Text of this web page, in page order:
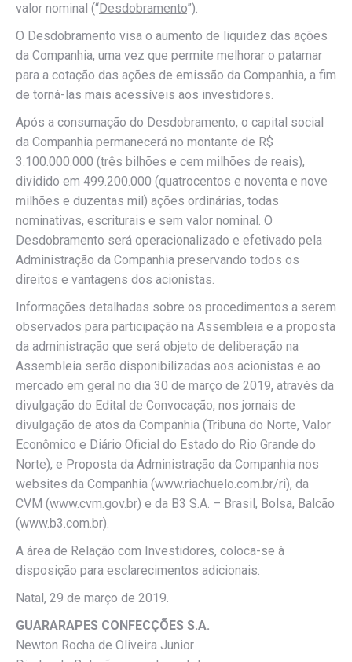
valor nominal (“Desdobramento”).
O Desdobramento visa o aumento de liquidez das ações
da Companhia, uma vez que permite melhorar o patamar
para a cotação das ações de emissão da Companhia, a fim
de torná-las mais acessíveis aos investidores.
Após a consumação do Desdobramento, o capital social
da Companhia permanecerá no montante de R$
3.100.000.000 (três bilhões e cem milhões de reais),
dividido em 499.200.000 (quatrocentos e noventa e nove
milhões e duzentas mil) ações ordinárias, todas
nominativas, escriturais e sem valor nominal. O
Desdobramento será operacionalizado e efetivado pela
Administração da Companhia preservando todos os
direitos e vantagens dos acionistas.
Informações detalhadas sobre os procedimentos a serem
observados para participação na Assembleia e a proposta
da administração que será objeto de deliberação na
Assembleia serão disponibilizadas aos acionistas e ao
mercado em geral no dia 30 de março de 2019, através da
divulgação do Edital de Convocação, nos jornais de
divulgação de atos da Companhia (Tribuna do Norte, Valor
Econômico e Diário Oficial do Estado do Rio Grande do
Norte), e Proposta da Administração da Companhia nos
websites da Companhia (www.riachuelo.com.br/ri), da
CVM (www.cvm.gov.br) e da B3 S.A. – Brasil, Bolsa, Balcão
(www.b3.com.br).
A área de Relação com Investidores, coloca-se à
disposição para esclarecimentos adicionais.
Natal, 29 de março de 2019.
GUARARAPES CONFECÇÕES S.A.
Newton Rocha de Oliveira Junior